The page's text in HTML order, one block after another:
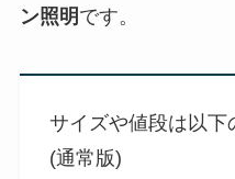
ン照明 です。
サイズや値段は以下
(通常版)